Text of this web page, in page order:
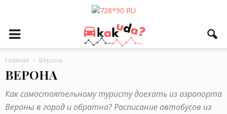
Главная Верона
ВЕРОНА
Как самостоятельному туристу доехать из аэропорта
Вероны в город и обратно? Расписание автобусов из